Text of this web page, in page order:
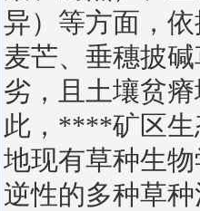
异）等方面，
麦芒、垂穗披
劣，且土壤贫
此，****矿区生
地现有草种生
逆性的多种草